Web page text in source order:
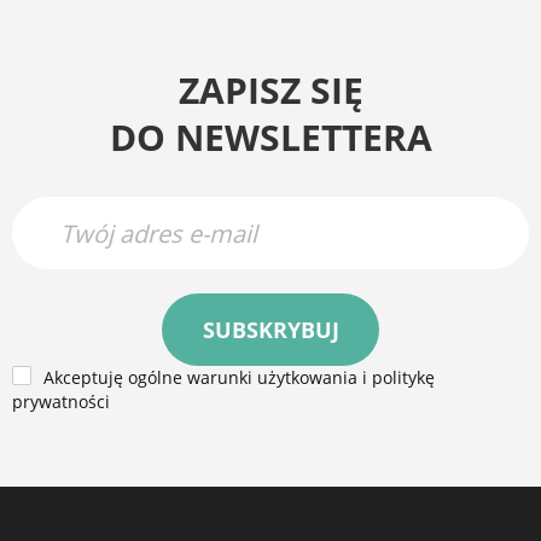
ZAPISZ SIĘ
DO NEWSLETTERA
SUBSKRYBUJ
Akceptuję ogólne warunki użytkowania i politykę
prywatności